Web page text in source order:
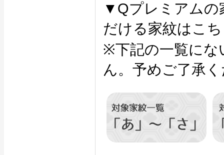
▼Qプレミアムの
だける家紋はこ
※下記の一覧にな
ん。予めご了承